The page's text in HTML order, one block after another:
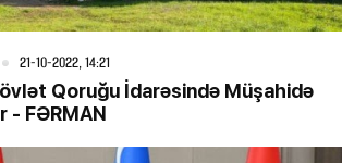
21-10-2022, 14:21
Qoruğu İdarəsində Müşahidə
- FƏRMAN